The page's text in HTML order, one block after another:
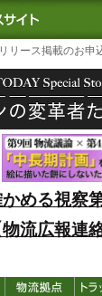
内最大の物
リース掲載のお申
める視察
流広報連